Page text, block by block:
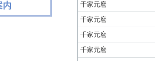
千家元麿
千家元麿
千家元麿
千家元麿